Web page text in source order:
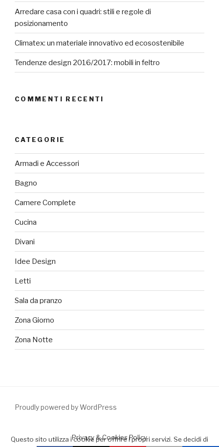
Arredare casa con i quadri: stili e regole di
posizionamento
Climatex: un materiale innovativo ed ecosostenibile
Tendenze design 2016/2017: mobili in feltro
COMMENTI RECENTI
CATEGORIE
Armadi e Accessori
Bagno
Camere Complete
Cucina
Divani
Idee Design
Letti
Sala da pranzo
Zona Giorno
Zona Notte
Proudly powered by WordPress
Questo sito utilizza i cookie per offrire i propri servizi. Se decidi di
Privacy & Cookies Policy